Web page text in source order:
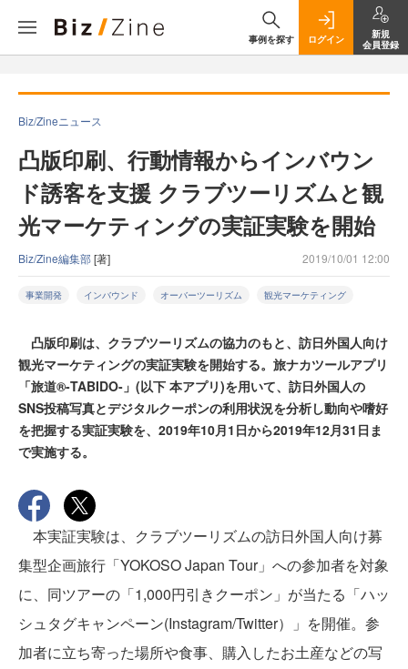
事例を探す ログイン
新規
会員登録
Biz/Zineニュース
凸版印刷、行動情報からインバウン
ド誘客を支援 クラブツーリズムと観
光マーケティングの実証実験を開始
Biz/Zine編集部[著] 2019/10/01 12:00
事業開発 インバウンド オーバーツーリズム 観光マーケティング
凸版印刷は、クラブツーリズムの協力のもと、訪日外国人向け
観光マーケティングの実証実験を開始する。旅ナカツールアプリ
「旅道®-TABIDO-」(以下 本アプリ)を用いて、訪日外国人の
SNS投稿写真とデジタルクーポンの利用状況を分析し動向や嗜好
を把握する実証実験を、2019年10月1日から2019年12月31日ま
で実施する。
本実証実験は、クラブツーリズムの訪日外国人向け募
集型企画旅行「YOKOSO Japan Tour」への参加者を対象
に、同ツアーの「1,000円引きクーポン」が当たる「ハッ
シュタグキャンペーン(Instagram/Twitter）」を開催。参
加者に立ち寄った場所や食事、購入したお土産などの写